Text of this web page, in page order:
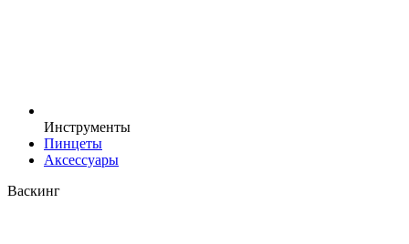
Инструменты
Пинцеты
Аксессуары
Васкинг